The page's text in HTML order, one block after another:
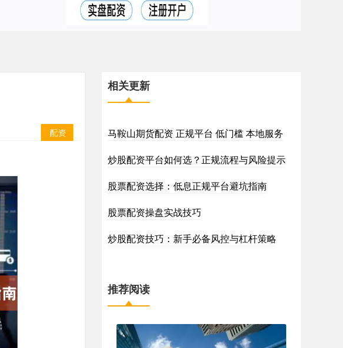
配资
相关更新
马鞍山期货配资 正规平台 低门槛 本地服务
炒股配资平台如何选？正规流程与风险提示
股票配资选择：低息正规平台避坑指南
股票配资操盘实战技巧
炒股配资技巧：新手必备风控与杠杆策略
推荐阅读